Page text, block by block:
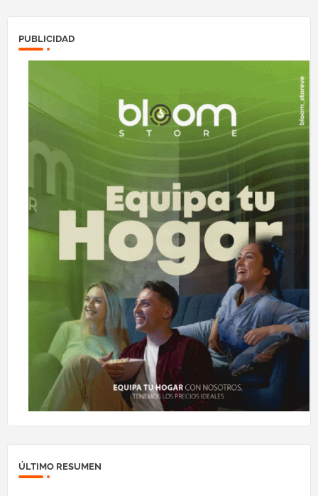
PUBLICIDAD
ÚLTIMO RESUMEN